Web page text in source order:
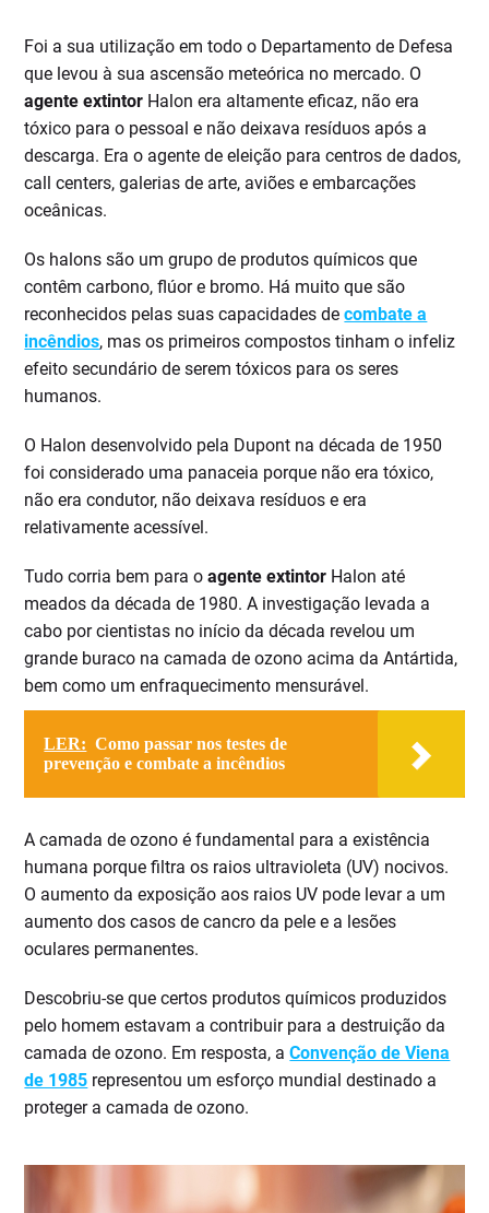
Foi a sua utilização em todo o Departamento de Defesa
que levou à sua ascensão meteórica no mercado. O
agente extintor Halon era altamente eficaz, não era
tóxico para o pessoal e não deixava resíduos após a
descarga. Era o agente de eleição para centros de dados,
call centers, galerias de arte, aviões e embarcações
oceânicas.
Os halons são um grupo de produtos químicos que
contêm carbono, flúor e bromo. Há muito que são
reconhecidos pelas suas capacidades decombate a
incêndios, mas os primeiros compostos tinham o infeliz
efeito secundário de serem tóxicos para os seres
humanos.
O Halon desenvolvido pela Dupont na década de 1950
foi considerado uma panaceia porque não era tóxico,
não era condutor, não deixava resíduos e era
relativamente acessível.
Tudo corria bem para oagente extintor Halon até
meados da década de 1980. A investigação levada a
cabo por cientistas no início da década revelou um
grande buraco na camada de ozono acima da Antártida,
bem como um enfraquecimento mensurável.
LER: Como passar nos testes de
prevenção e combate a incêndios
A camada de ozono é fundamental para a existência
humana porque filtra os raios ultravioleta (UV) nocivos.
O aumento da exposição aos raios UV pode levar a um
aumento dos casos de cancro da pele e a lesões
oculares permanentes.
Descobriu-se que certos produtos químicos produzidos
pelo homem estavam a contribuir para a destruição da
camada de ozono. Em resposta, aConvenção de Viena
de 1985 representou um esforço mundial destinado a
proteger a camada de ozono.